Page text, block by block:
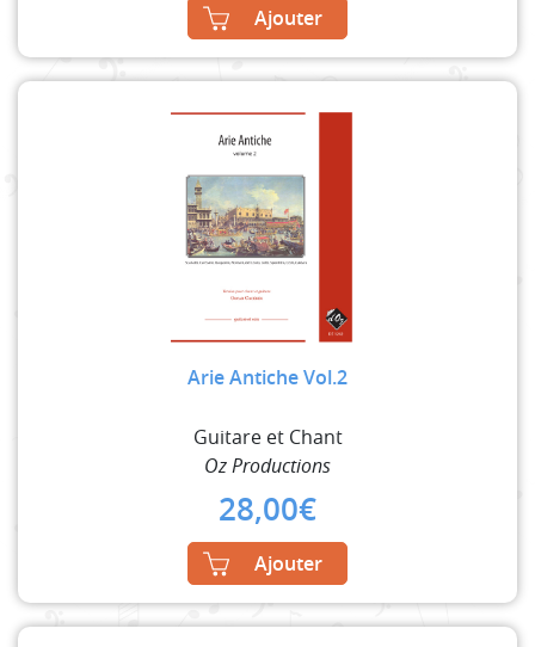
Ajouter
Arie Antiche Vol.2
Guitare et Chant
Oz Productions
28,00€
Ajouter